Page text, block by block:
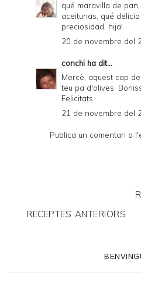
qué maravilla de
aceitunas, qué
preciosidad, hija!
20 de novembre del
conchi ha dit...
Mercè, aquest cap
teu pa d'olives.
Felicitats.
21 de novembre del
Publica un comentari a
RECEPTES ANTERIORS